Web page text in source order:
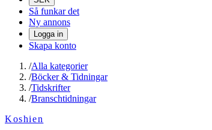
Så funkar det
Ny annons
Logga in
Skapa konto
/Alla kategorier
/Böcker & Tidningar
/Tidskrifter
/Branschtidningar
Koshien